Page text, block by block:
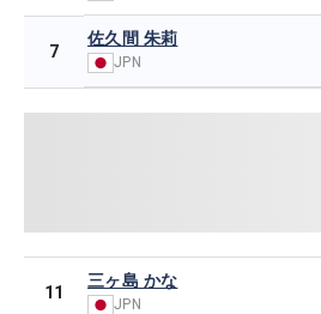
7
佐久間 朱莉
JPN
11
三ヶ島 かな
JPN